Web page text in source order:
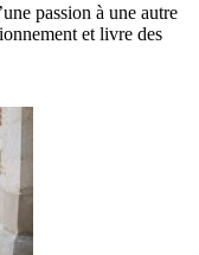
passion à une autre
et livre des